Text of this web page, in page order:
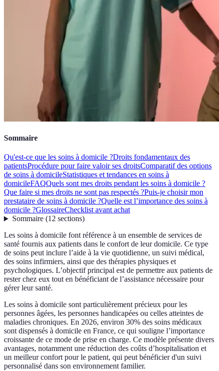
Sommaire
Qu'est-ce que les soins à domicile ?Droits fondamentaux des
patientsProcédure pour faire valoir ses droitsComparatif des options
de soins à domicileStatistiques et tendances en soins à
domicileFAQQuels sont mes droits pendant les soins à domicile ?
Que faire si mes droits ne sont pas respectés ?Puis-je choisir mon
prestataire de soins à domicile ?Quelle est l’importance des soins à
domicile ?GlossaireChecklist avant achat
Sommaire(12 sections)
Les soins à domicile font référence à un ensemble de services de
santé fournis aux patients dans le confort de leur domicile. Ce type
de soins peut inclure l’aide à la vie quotidienne, un suivi médical,
des soins infirmiers, ainsi que des thérapies physiques et
psychologiques. L’objectif principal est de permettre aux patients de
rester chez eux tout en bénéficiant de l’assistance nécessaire pour
gérer leur santé.
Les soins à domicile sont particulièrement précieux pour les
personnes âgées, les personnes handicapées ou celles atteintes de
maladies chroniques. En 2026, environ 30% des soins médicaux
sont dispensés à domicile en France, ce qui souligne l’importance
croissante de ce mode de prise en charge. Ce modèle présente divers
avantages, notamment une réduction des coûts d’hospitalisation et
un meilleur confort pour le patient, qui peut bénéficier d'un suivi
personnalisé dans son environnement familier.